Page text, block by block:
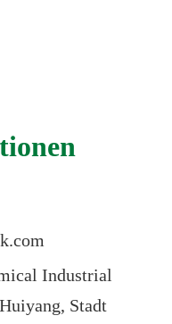
Industrial
Stadt